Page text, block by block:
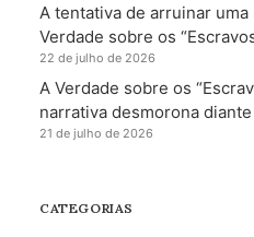
A tentativa de arruinar
Verdade sobre os
22 de julho de 2026
A Verdade sobre os
narrativa desmorona
21 de julho de 2026
CATEGORIAS